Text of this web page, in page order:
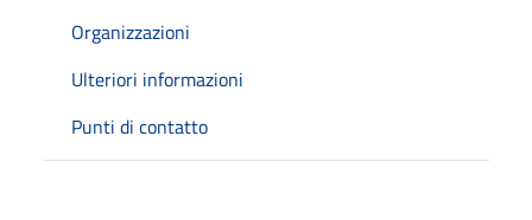
Organizzazioni
Ulteriori informazioni
Punti di contatto